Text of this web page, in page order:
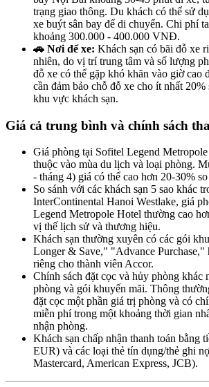
trạng giao thông. Du khách có thể sử
xe buýt sân bay để di chuyển. Chi phí
khoảng 300.000 - 400.000 VNĐ.
🚗 Nơi để xe: Khách sạn có bãi đỗ xe
nhiên, do vị trí trung tâm và số lượng
đỗ xe có thể gặp khó khăn vào giờ cao
cần đảm bảo chỗ đỗ xe cho ít nhất
khu vực khách sạn.
Giá cả trung bình và chính sách
Giá phòng tại Sofitel Legend
thuộc vào mùa du lịch và loại phòng.
- tháng 4) giá có thể cao hơn 20-30%
So sánh với các khách sạn 5 sao khác
InterContinental Hanoi Westlake, giá
Legend Metropole Hotel thường cao
vị thế lịch sử và thương hiệu.
Khách sạn thường xuyên có các gói
Longer & Save," "Advance Purchase,"
riêng cho thành viên Accor.
Chính sách đặt cọc và hủy phòng khác
phòng và gói khuyến mãi. Thông
đặt cọc một phần giá trị phòng và có
miễn phí trong một khoảng thời gian
nhận phòng.
Khách sạn chấp nhận thanh toán bằng
EUR) và các loại thẻ tín dụng/thẻ ghi
Mastercard, American Express, JCB).